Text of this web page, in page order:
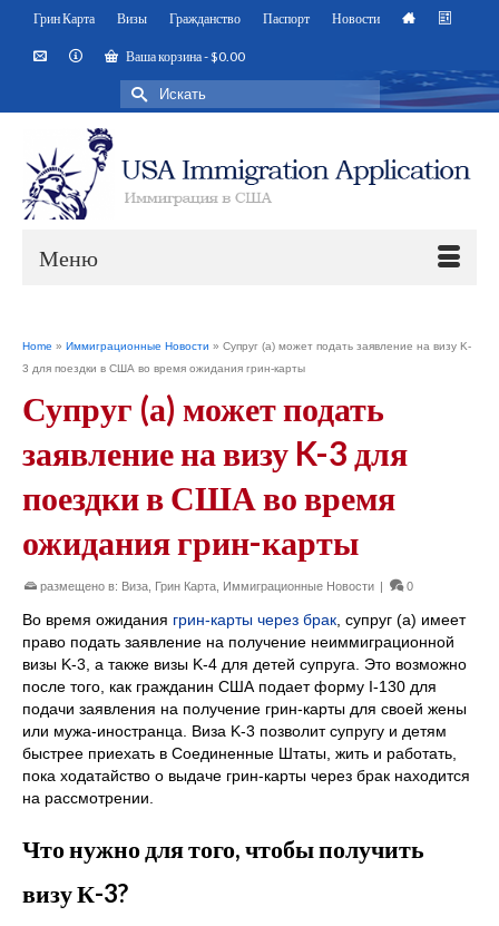
Грин Карта Визы Гражданство Паспорт Новости
Ваша корзина-$0.00
Искать:
Меню
Home » Иммиграционные Новости » Супруг (а) может подать заявление на визу K-
3 для поездки в США во время ожидания грин-карты
Супруг (а) может подать
заявление на визу K-3 для
поездки в США во время
ожидания грин-карты
размещено в: Виза Грин Карта Иммиграционные Новости | 0
Во время ожидания грин-карты через брак , супруг (а) имеет
право подать заявление на получение неиммиграционной
визы K-3, а также визы K-4 для детей супруга. Это возможно
после того, как гражданин США подает форму I-130 для
подачи заявления на получение грин-карты для своей жены
или мужа-иностранца. Виза K-3 позволит супругу и детям
быстрее приехать в Соединенные Штаты, жить и работать,
пока ходатайство о выдаче грин-карты через брак находится
на рассмотрении.
Что нужно для того, чтобы получить
визу К-3?